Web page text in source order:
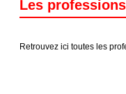
Les
Retrouvez ici toutes les